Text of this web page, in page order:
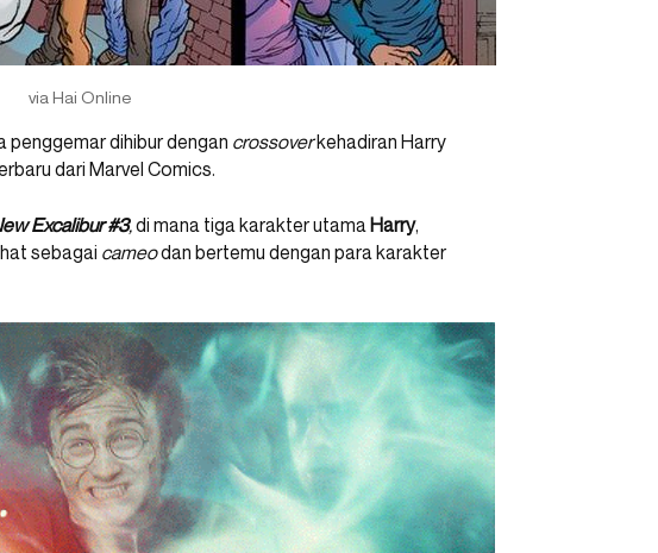
via Hai Online
penggemar dihibur dengan crossoverkehadiran Harry
dari Marvel Comics.
Excalibur #3,di mana tiga karakter utama Harry,
sebagai cameodan bertemu dengan para karakter